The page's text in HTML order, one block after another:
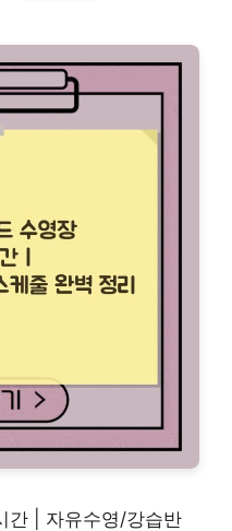
간 | 자유수영/강습반